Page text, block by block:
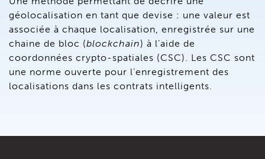
géolocalisation en tant que devise : une valeur est
associée à chaque localisation, enregistrée sur une
chaine de bloc (blockchain) à l’aide de
coordonnées crypto-spatiales (CSC). Les CSC sont
une norme ouverte pour l’enregistrement des
localisations dans les contrats intelligents.